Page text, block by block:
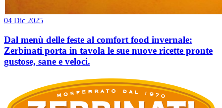
04 Dic 2025
Dal menù delle feste al comfort food invernale:
Zerbinati porta in tavola le sue nuove ricette pronte
gustose, sane e veloci.